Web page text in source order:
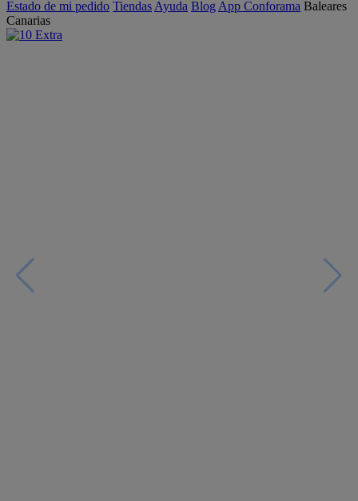
Estado de mi pedido Tiendas Ayuda Blog App Conforama Baleares
Canarias